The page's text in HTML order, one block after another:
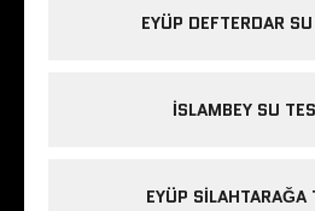
EYÜP DEFTERDAR
İSLAMBEY SU
EYÜP SILAHTARAĞA